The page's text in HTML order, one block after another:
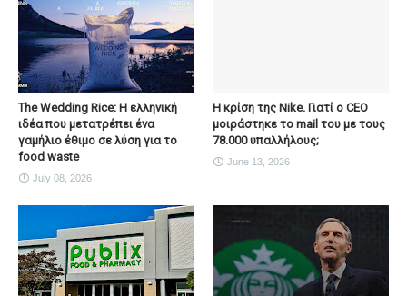
The Wedding Rice: Η ελληνική
ιδέα που μετατρέπει ένα
γαμήλιο έθιμο σε λύση για το
food waste
July 08, 2026
Η κρίση της Nike. Γιατί ο CEO
μοιράστηκε το mail του με τους
78.000 υπαλλήλους;
June 13, 2026